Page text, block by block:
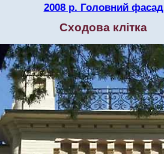
2008 р. Головний фасад
Сходова клітка